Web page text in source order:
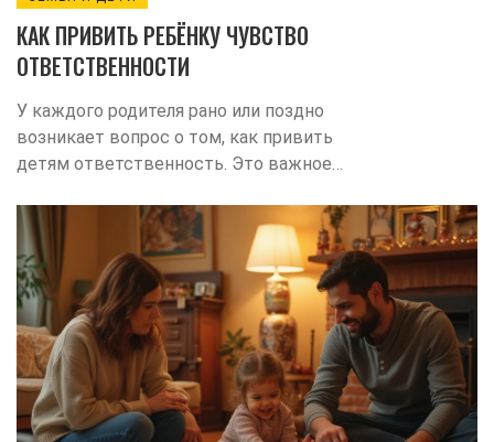
КАК ПРИВИТЬ РЕБЁНКУ ЧУВСТВО
ОТВЕТСТВЕННОСТИ
У каждого родителя рано или поздно
возникает вопрос о том, как привить
детям ответственность. Это важное
становиться более самостоятельным и
уверенным в себе. В статье расскажем,
что такое ответственность простыми
словами, какие факторы способствуют
её развитию и предложим советы,
которые помогут родителям в этом
нелёгком деле. Узнайте о значении
позитивного примера и важности
постепенного увеличения